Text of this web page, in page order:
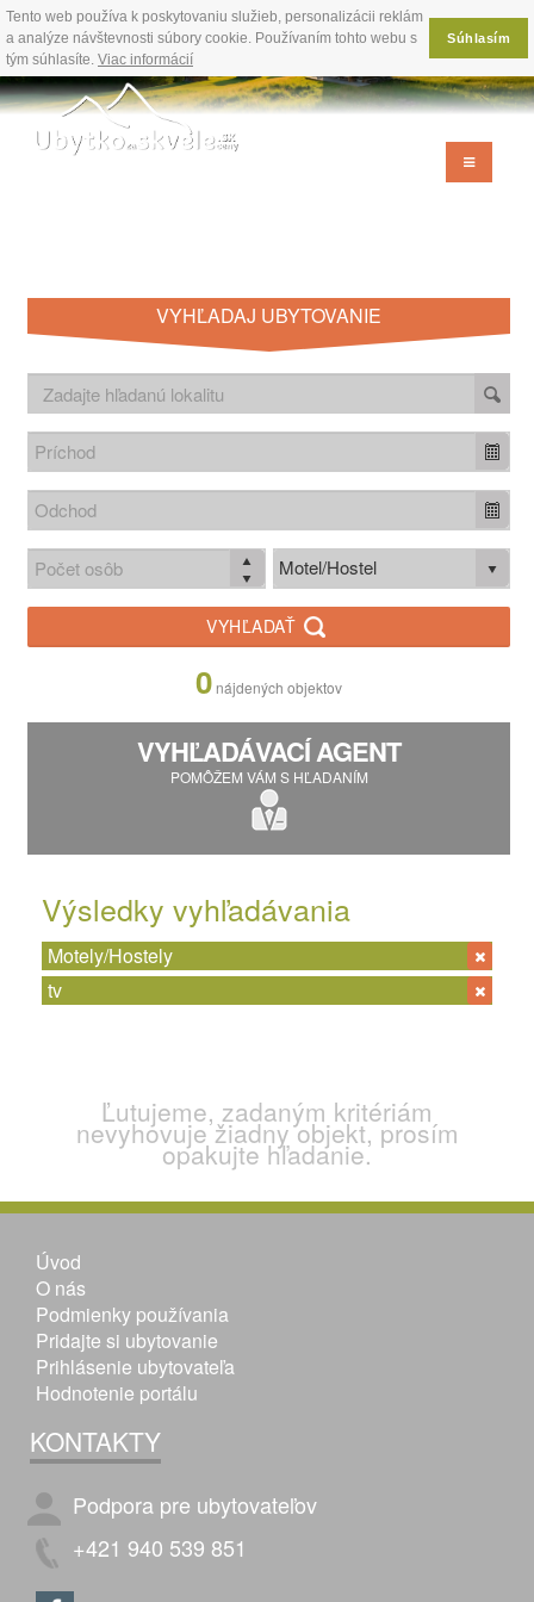
Tento web používa k poskytovaniu služieb, personalizácii reklám
a analýze návštevnosti súbory cookie. Používaním tohto webu s
tým súhlasíte. Viac informácií
Súhlasím
VYHĽADAJ UBYTOVANIE
Motel/Hostel
VYHĽADAŤ
0 nájdených objektov
VYHĽADÁVACÍ AGENT
POMÔŽEM VÁM S HĽADANÍM
Výsledky vyhľadávania
Motely/Hostely
tv
Ľutujeme, zadaným kritériám
nevyhovuje žiadny objekt, prosím
opakujte hľadanie.
Úvod
O nás
Podmienky používania
Pridajte si ubytovanie
Prihlásenie ubytovateľa
Hodnotenie portálu
KONTAKTY
Podpora pre ubytovateľov
+421 940 539 851